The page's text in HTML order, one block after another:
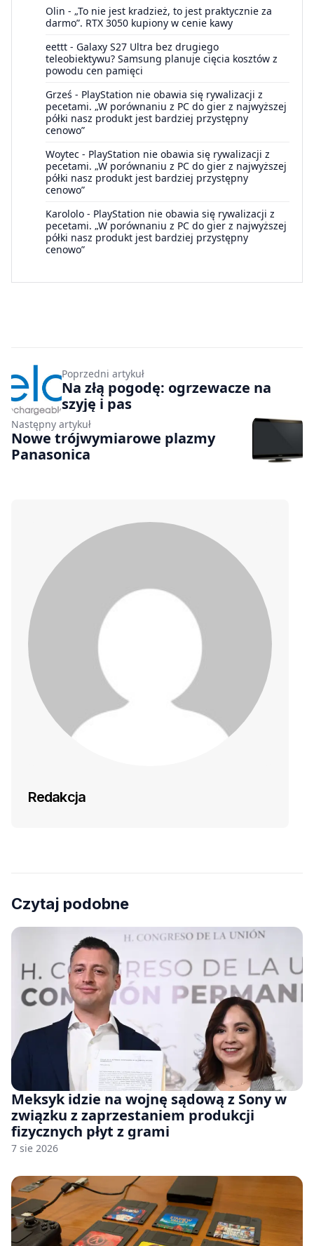
Olin - „To nie jest kradzież, to jest praktycznie za
darmo”. RTX 3050 kupiony w cenie kawy
eettt - Galaxy S27 Ultra bez drugiego
teleobiektywu? Samsung planuje cięcia kosztów z
powodu cen pamięci
Grześ - PlayStation nie obawia się rywalizacji z
pecetami. „W porównaniu z PC do gier z najwyższej
półki nasz produkt jest bardziej przystępny
cenowo”
Woytec - PlayStation nie obawia się rywalizacji z
pecetami. „W porównaniu z PC do gier z najwyższej
półki nasz produkt jest bardziej przystępny
cenowo”
Karololo - PlayStation nie obawia się rywalizacji z
pecetami. „W porównaniu z PC do gier z najwyższej
półki nasz produkt jest bardziej przystępny
cenowo”
Poprzedni artykuł
Na złą pogodę: ogrzewacze na
szyję i pas
Następny artykuł
Nowe trójwymiarowe plazmy
Panasonica
Redakcja
Czytaj podobne
Meksyk idzie na wojnę sądową z Sony w
związku z zaprzestaniem produkcji
fizycznych płyt z grami
7 sie 2026